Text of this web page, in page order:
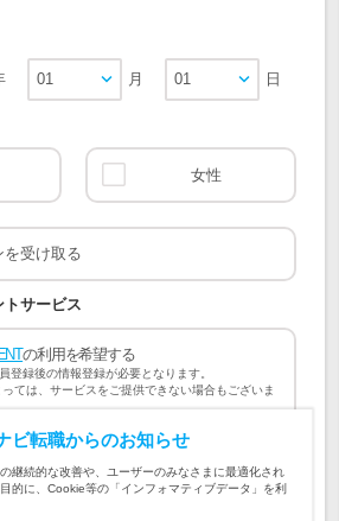
01 月 01 日
女性
を受け取る
トサービス
の利用を希望する
登録後の情報登録が必要となります。
ては、サービスをご提供できない場合もございま
転職 会員規約
マイナビ転職AGENT
職AGENT 個人情報の取り扱い および
ビ転職からのお知らせ
継続的な改善や、ユーザーのみなさまに最適化され
的に、Cookie等の「インフォマティブデータ」を利